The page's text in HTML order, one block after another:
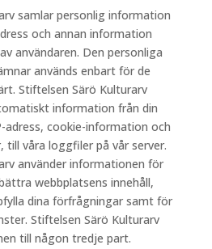
samlar personlig information
och annan information
användaren. Den personliga
används enbart för de
Stiftelsen Särö Kulturarv
information från din
adress, cookie-information och
till våra loggfiler på vår server.
använder informationen för
webbplatsens innehåll,
dina förfrågningar samt för
Stiftelsen Särö Kulturarv
till någon tredje part.